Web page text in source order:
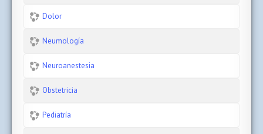
Dolor
Neumología
Neuroanestesia
Obstetricia
Pediatría